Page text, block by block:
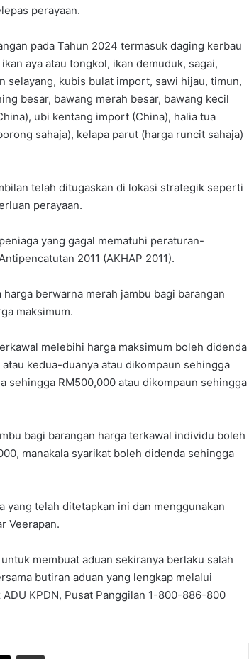
perayaan.
pada Tahun 2024 termasuk daging kerbau
aya atau tongkol, ikan demuduk, sagai,
selayang, kubis bulat import, sawi hijau, timun,
besar, bawang merah besar, bawang kecil
ubi kentang import (China), halia tua
sahaja), kelapa parut (harga runcit sahaja)
telah ditugaskan di lokasi strategik seperti
perayaan.
yang gagal mematuhi peraturan-
2011 (AKHAP 2011).
berwarna merah jambu bagi barangan
maksimum.
melebihi harga maksimum boleh didenda
kedua-duanya atau dikompaun sehingga
sehingga RM500,000 atau dikompaun sehingga
bagi barangan harga terkawal individu boleh
manakala syarikat boleh didenda sehingga
yang telah ditetapkan ini dan menggunakan
Veerapan.
membuat aduan sekiranya berlaku salah
butiran aduan yang lengkap melalui
KPDN, Pusat Panggilan 1-800-886-800